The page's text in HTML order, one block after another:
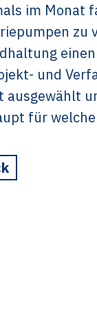
im Monat
zu
und
ausgewählt
für